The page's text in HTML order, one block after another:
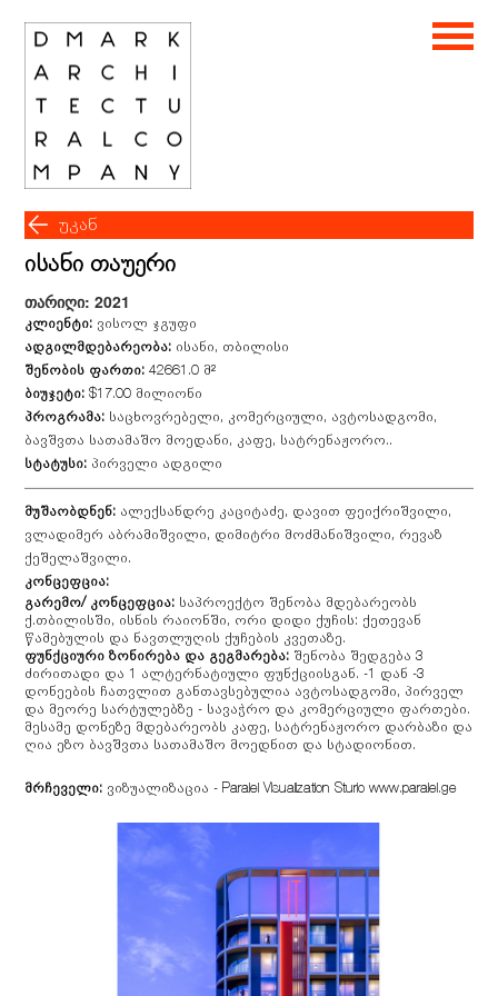
უკან
ისანი თაუერი
თარიღი: 2021
კლიენტი: ვისოლ ჯგუფი
ადგილმდებარეობა: ისანი, თბილისი
შენობის ფართი: 42661.0 მ²
ბიუჯეტი: $17.00 მილიონი
პროგრამა: საცხოვრებელი, კომერციული, ავტოსადგომი,
ბავშვთა სათამაშო მოედანი, კაფე, სატრენაჟორო..
სტატუსი: პირველი ადგილი
მუშაობდნენ: ალექსანდრე კაციტაძე, დავით ფეიქრიშვილი,
ვლადიმერ აბრამიშვილი, დიმიტრი მოძმანიშვილი, რევაზ
ქეშელაშვილი.
კონცეფცია:
გარემო/ კონცეფცია: საპროექტო შენობა მდებარეობს
ქ.თბილისში, ისნის რაიონში, ორი დიდი ქუჩის: ქეთევან
წამებულის და ნავთლუღის ქუჩების კვეთაზე.
ფუნქციური ზონირება და გეგმარება: შენობა შედგება 3
ძირითადი და 1 ალტერნატიული ფუნქციისგან. -1 დან -3
დონეების ჩათვლით განთავსებულია ავტოსადგომი, პირველ
და მეორე სარტულებზე - სავაჭრო და კომერციული ფართები.
მესამე დონეზე მდებარეობს კაფე, სატრენაჟორო დარბაზი და
ღია ეზო ბავშვთა სათამაშო მოედნით და სტადიონით.
მრჩეველი: ვიზუალიზაცია - Paralel Visualization Sturio www.paralel.ge